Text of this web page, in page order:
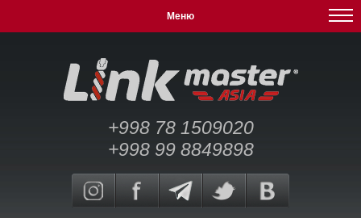
Меню
+998 78 1509020
+998 99 8849898